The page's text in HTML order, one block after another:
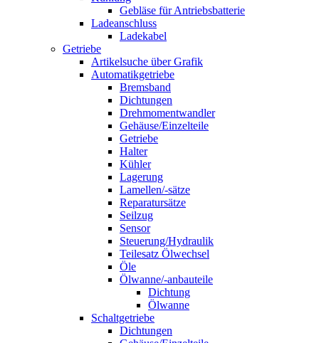
Gebläse für Antriebsbatterie
Ladeanschluss
Ladekabel
Getriebe
Artikelsuche über Grafik
Automatikgetriebe
Bremsband
Dichtungen
Drehmomentwandler
Gehäuse/Einzelteile
Getriebe
Halter
Kühler
Lagerung
Lamellen/-sätze
Reparatursätze
Seilzug
Sensor
Steuerung/Hydraulik
Teilesatz Ölwechsel
Öle
Ölwanne/-anbauteile
Dichtung
Ölwanne
Schaltgetriebe
Dichtungen